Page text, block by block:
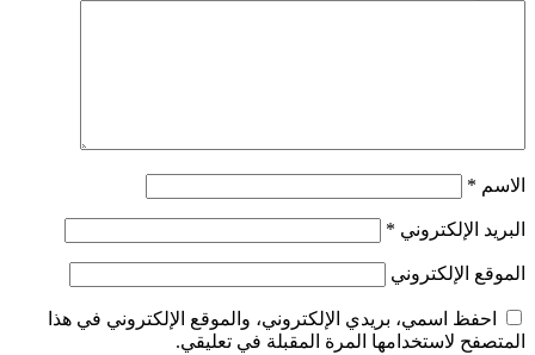
الاسم *
البريد الإلكتروني *
الموقع الإلكتروني
احفظ اسمي، بريدي الإلكتروني، والموقع الإلكتروني في هذا
المتصفح لاستخدامها المرة المقبلة في تعليقي.